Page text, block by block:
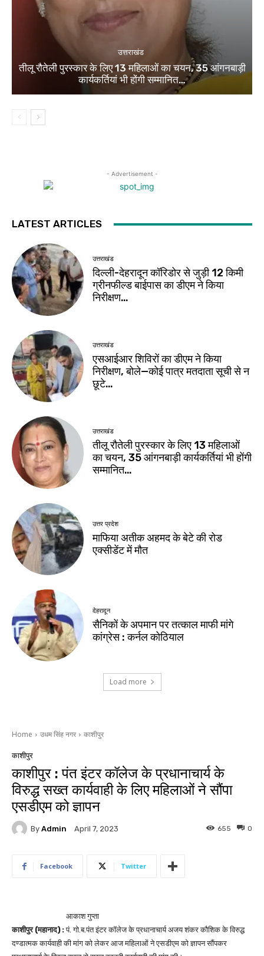
उत्तराखंड
तीलू रौतेली पुरस्कार के लिए 13 महिलाओं का चयन, 35 आंगनबाड़ी
कार्यकर्तियां भी होंगी सम्मानित…
- Advertisement -
LATEST ARTICLES
उत्तराखंड
दिल्ली-देहरादून कॉरिडोर से जुड़ी 12 किमी
ग्रीनफील्ड बाईपास का डीएम ने किया
निरीक्षण…
उत्तराखंड
एसआईआर शिविरों का डीएम ने किया
निरीक्षण, बोले—कोई पात्र मतदाता सूची से न
छूटे…
उत्तराखंड
तीलू रौतेली पुरस्कार के लिए 13 महिलाओं
का चयन, 35 आंगनबाड़ी कार्यकर्तियां भी होंगी
सम्मानित…
उत्तर प्रदेश
माफिया अतीक अहमद के बेटे की रोड
एक्सीडेंट में मौत
देहरादून
सैनिकों के अपमान पर तत्काल माफी मांगे
कांग्रेस : कर्नल कोठियाल
Load more